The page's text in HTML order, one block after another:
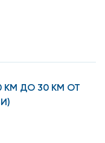
КМ ДО 30 КМ ОТ